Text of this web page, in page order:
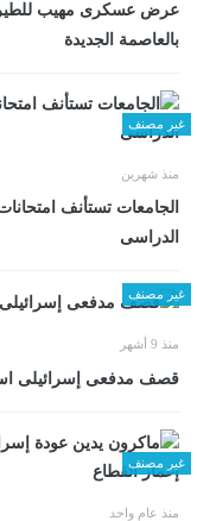
عرض عسكرى مهيب للطيران
بالعاصمة الجديدة
غير مصنف
منذ شهرين
الجامعات تستأنف امتحانات
الدراسى
غير مصنف
منذ 9 أشهر
قصف مدفعى إسرائيلى
غير مصنف
منذ عام واحد